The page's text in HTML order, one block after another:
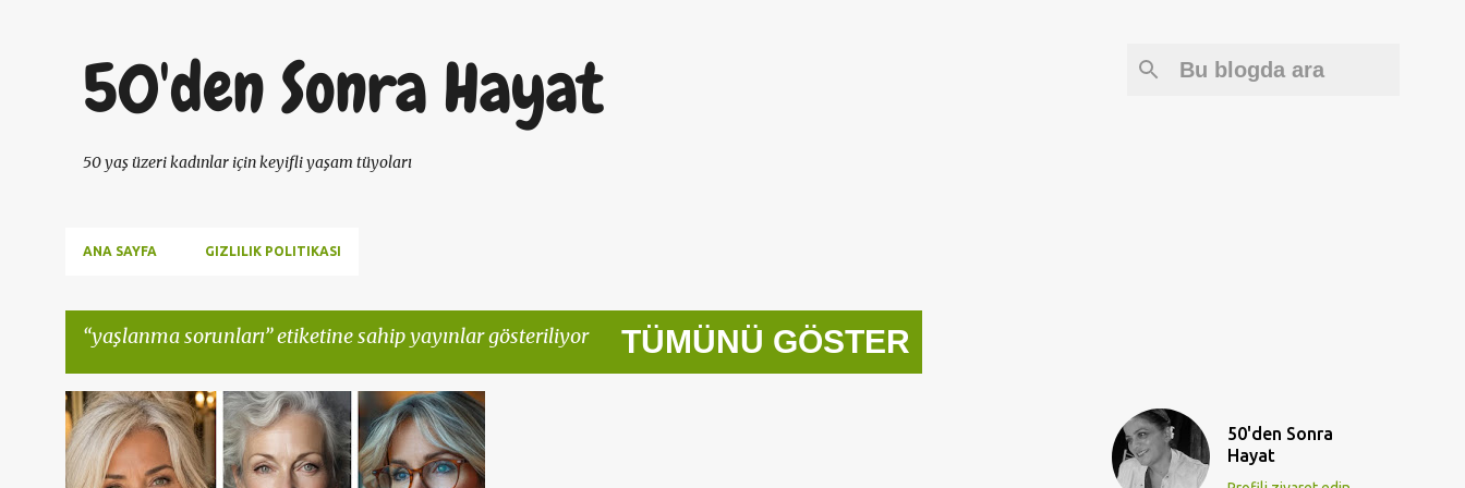
50'den Sonra Hayat
50 yaş üzeri kadınlar için keyifli yaşam tüyoları
ANA SAYFA GIZLILIK POLITIKASI
yaşlanma sorunları etiketine sahip yayınlar gösteriliyor TÜMÜNÜ GÖSTER
K
a
GÖRÜNMEZ HISSETMEK KENDINI EZDIRMEMEK
KIŞISEL GELIŞIM PSIKOLOJI +
50'den Sonra
Hayat